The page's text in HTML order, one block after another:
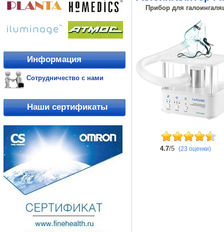
Информация
Сотрудничество с нами
Наши сертификаты
Прибор для
4.7/5 (23 оценки)